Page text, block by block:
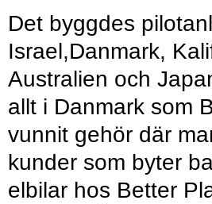
Det byggdes
Israel,Danmark,
Australien och
allt i Danmark som
vunnit gehör där
kunder som byter
elbilar hos Better